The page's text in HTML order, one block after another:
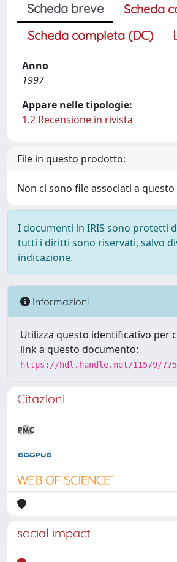
Scheda breve
Scheda
Scheda completa (DC)
Anno
1997
Appare nelle tipologie:
1.2 Recensione in rivista
File in questo prodotto:
Non ci sono file associati a
I documenti in IRIS sono protetti
tutti i diritti sono riservati, salvo
indicazione.
Informazioni
Utilizza questo identificativo per
link a questo documento:
https://hdl.handle.net/11579/
Citazioni
social impact